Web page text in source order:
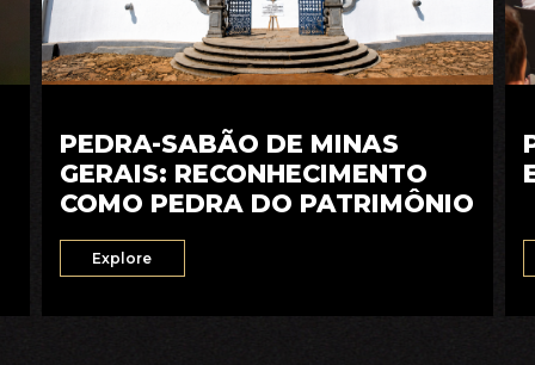
PEDRA-SABÃO DE MINAS
GERAIS: RECONHECIMENTO
COMO PEDRA DO PATRIMÔNIO
Explore